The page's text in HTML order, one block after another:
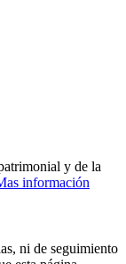
y de la
información
ni de seguimiento